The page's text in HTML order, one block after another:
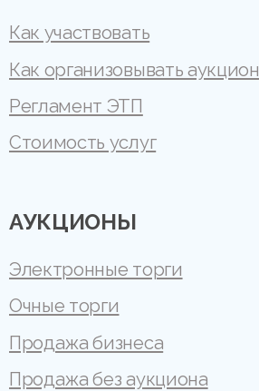
Как участвовать
Как организовывать аукцион
Регламент ЭТП
Стоимость услуг
АУКЦИОНЫ
Электронные торги
Очные торги
Продажа бизнеса
Продажа без аукциона